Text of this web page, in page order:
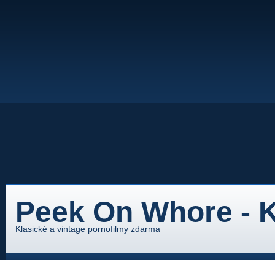
Peek On Whore -
Klasické a vintage pornofilmy zdarma